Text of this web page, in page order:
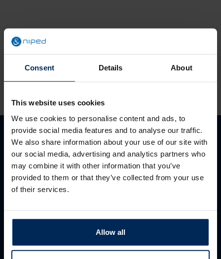
Consent Details About
This website uses cookies
We use cookies to personalise content and ads, to
provide social media features and to analyse our traffic.
We also share information about your use of our site with
our social media, advertising and analytics partners who
may combine it with other information that you’ve
provided to them or that they’ve collected from your use
of their services.
Allow all
Diensten
PMO
Persoonlijke gezondheidscheck
Adviestrajecten gezonde organisatie
Vitaliteitscheck
Duurzame inzetbaarheid